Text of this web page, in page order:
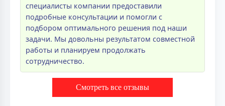
специалисты компании предоставили
подробные консультации и помогли с
подбором оптимального решения под наши
задачи. Мы довольны результатом совместной
работы и планируем продолжать
сотрудничество.
Смотреть все отзывы